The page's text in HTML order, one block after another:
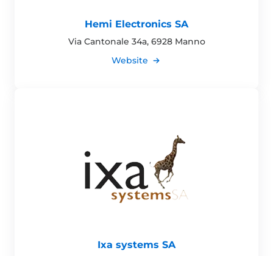
Hemi Electronics SA
Via Cantonale 34a, 6928 Manno
Website
Ixa systems SA